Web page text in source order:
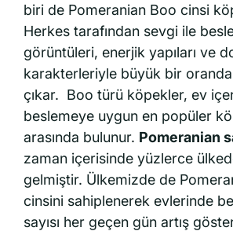
biri de Pomeranian Boo cinsi
Herkes tarafından sevgi ile
görüntüleri, enerjik yapıları ve
karakterleriyle büyük bir
çıkar. Boo türü köpekler, ev
beslemeye uygun en popüler
arasında bulunur. Pomeranian
zaman içerisinde yüzlerce
gelmiştir. Ülkemizde de
cinsini sahiplenerek evlerinde
sayısı her geçen gün artış